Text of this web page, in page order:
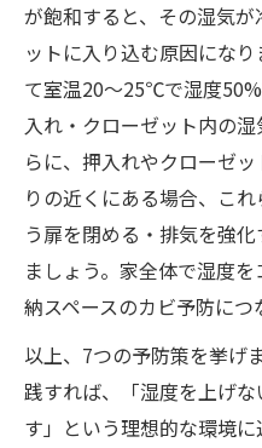
が飽和すると、その湿気
ットに入り込む原因にな
て室温20～25℃で湿度
入れ・クローゼット内の
らに、押入れやクローゼ
りの近くにある場合、こ
う扉を閉める・排気を強
ましょう。家全体で湿度
納スペースのカビ予防につ
以上、7つの予防策を挙げ
践すれば、「湿度を上げ
す」という理想的な環境